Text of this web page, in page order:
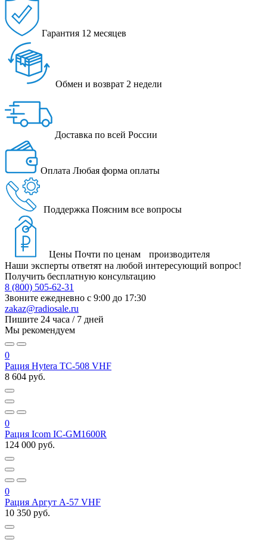
Гарантия 12 месяцев
Обмен и возврат 2 недели
Доставка по всей России
Оплата Любая форма оплаты
Поддержка Поясним все вопросы
Цены Почти по ценам производителя
Наши эксперты ответят на любой интересующий вопрос!
Получить бесплатную консультацию
8 (800) 505-62-31
Звоните ежедневно с 9:00 до 17:30
zakaz@radiosale.ru
Пишите 24 часа / 7 дней
Мы рекомендуем
0
Рация Hytera TC-508 VHF
8 604 руб.
0
Рация Icom IC-GM1600R
124 000 руб.
0
Рация Аргут А-57 VHF
10 350 руб.